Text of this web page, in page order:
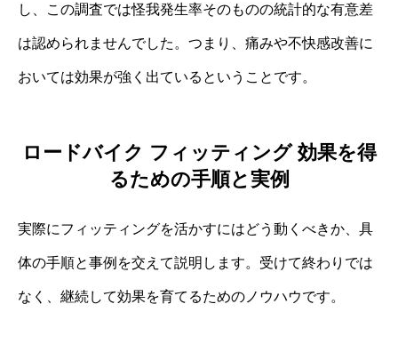
し、この調査では怪我発生率そのものの統計的な有意差
は認められませんでした。つまり、痛みや不快感改善に
おいては効果が強く出ているということです。
ロードバイク フィッティング 効果を得
るための手順と実例
実際にフィッティングを活かすにはどう動くべきか、具
体の手順と事例を交えて説明します。受けて終わりでは
なく、継続して効果を育てるためのノウハウです。